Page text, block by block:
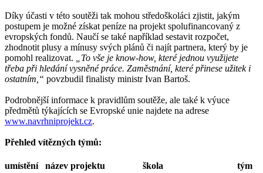
Díky účasti v této soutěži tak mohou středoškoláci zjistit, jakým
postupem je možné získat peníze na projekt spolufinancovaný z
evropských fondů. Naučí se také například sestavit rozpočet,
zhodnotit plusy a mínusy svých plánů či najít partnera, který by je
pomohl realizovat.
„To vše je know-how, které jednou využijete
třeba při hledání vysněné práce. Zaměstnání, které přinese užitek i
ostatním,“ povzbudil finalisty ministr Ivan Bartoš.
Podrobnější informace k pravidlům soutěže, ale také k výuce
předmětů týkajících se Evropské unie najdete na adrese
www.navrhniprojekt.cz.
Přehled vítězných týmů:
umístění název projektu škola tým